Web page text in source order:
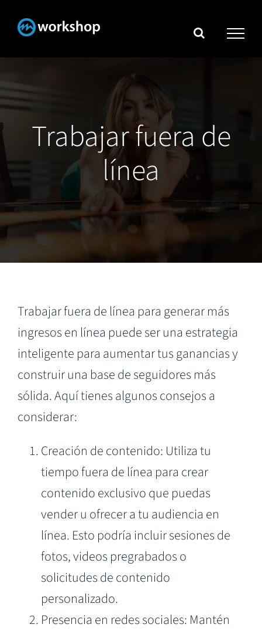
Trabajar fuera de
línea
Trabajar fuera de línea para generar más
ingresos en línea puede ser una estrategia
inteligente para aumentar tus ganancias y
construir una base de seguidores más
sólida. Aquí tienes algunos consejos a
considerar:
Creación de contenido: Utiliza tu
tiempo fuera de línea para crear
contenido exclusivo que puedas
vender u ofrecer a tu audiencia en
línea. Esto podría incluir sesiones de
fotos, videos pregrabados o
solicitudes de contenido
personalizado.
Presencia en redes sociales: Mantén